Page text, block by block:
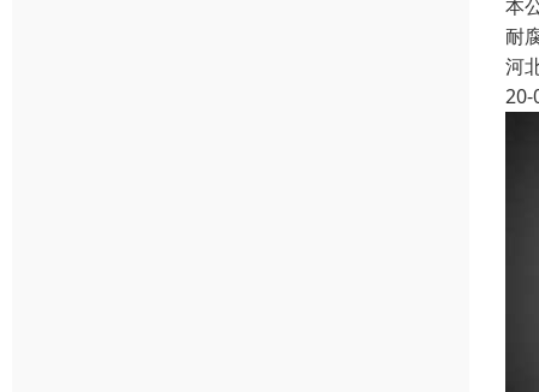
本
耐
河
20-